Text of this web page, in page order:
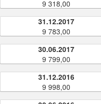
9 318,00
31.12.2017
9 783,00
30.06.2017
9 799,00
31.12.2016
9 998,00